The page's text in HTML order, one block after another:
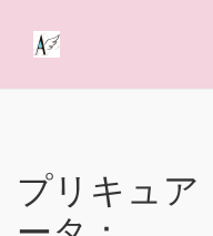
プリキュ